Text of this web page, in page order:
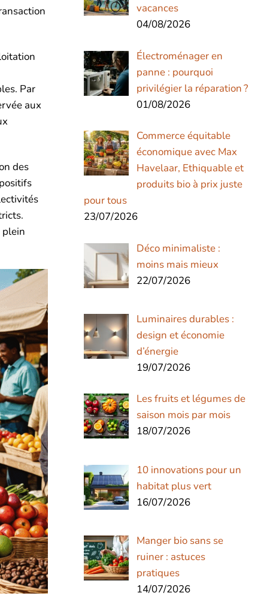
Par
aux
des
plein
vacances
04/08/2026
Électroménager en
panne : pourquoi
privilégier la réparation ?
01/08/2026
Commerce équitable
économique avec Max
Havelaar, Ethiquable et
produits bio à prix juste
pour tous
23/07/2026
Déco minimaliste :
moins mais mieux
22/07/2026
Luminaires durables :
design et économie
d’énergie
19/07/2026
Les fruits et légumes de
saison mois par mois
18/07/2026
10 innovations pour un
habitat plus vert
16/07/2026
Manger bio sans se
ruiner : astuces
pratiques
14/07/2026